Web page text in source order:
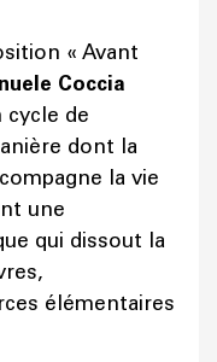
« Avant
Coccia
cycle de
dont la
la vie
une
qui dissout la
élémentaires